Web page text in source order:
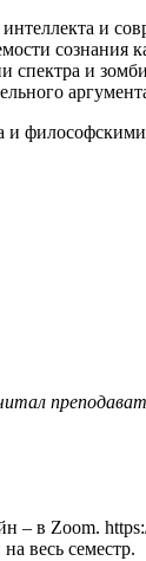
и
и
– в Zoom.
весь семестр.